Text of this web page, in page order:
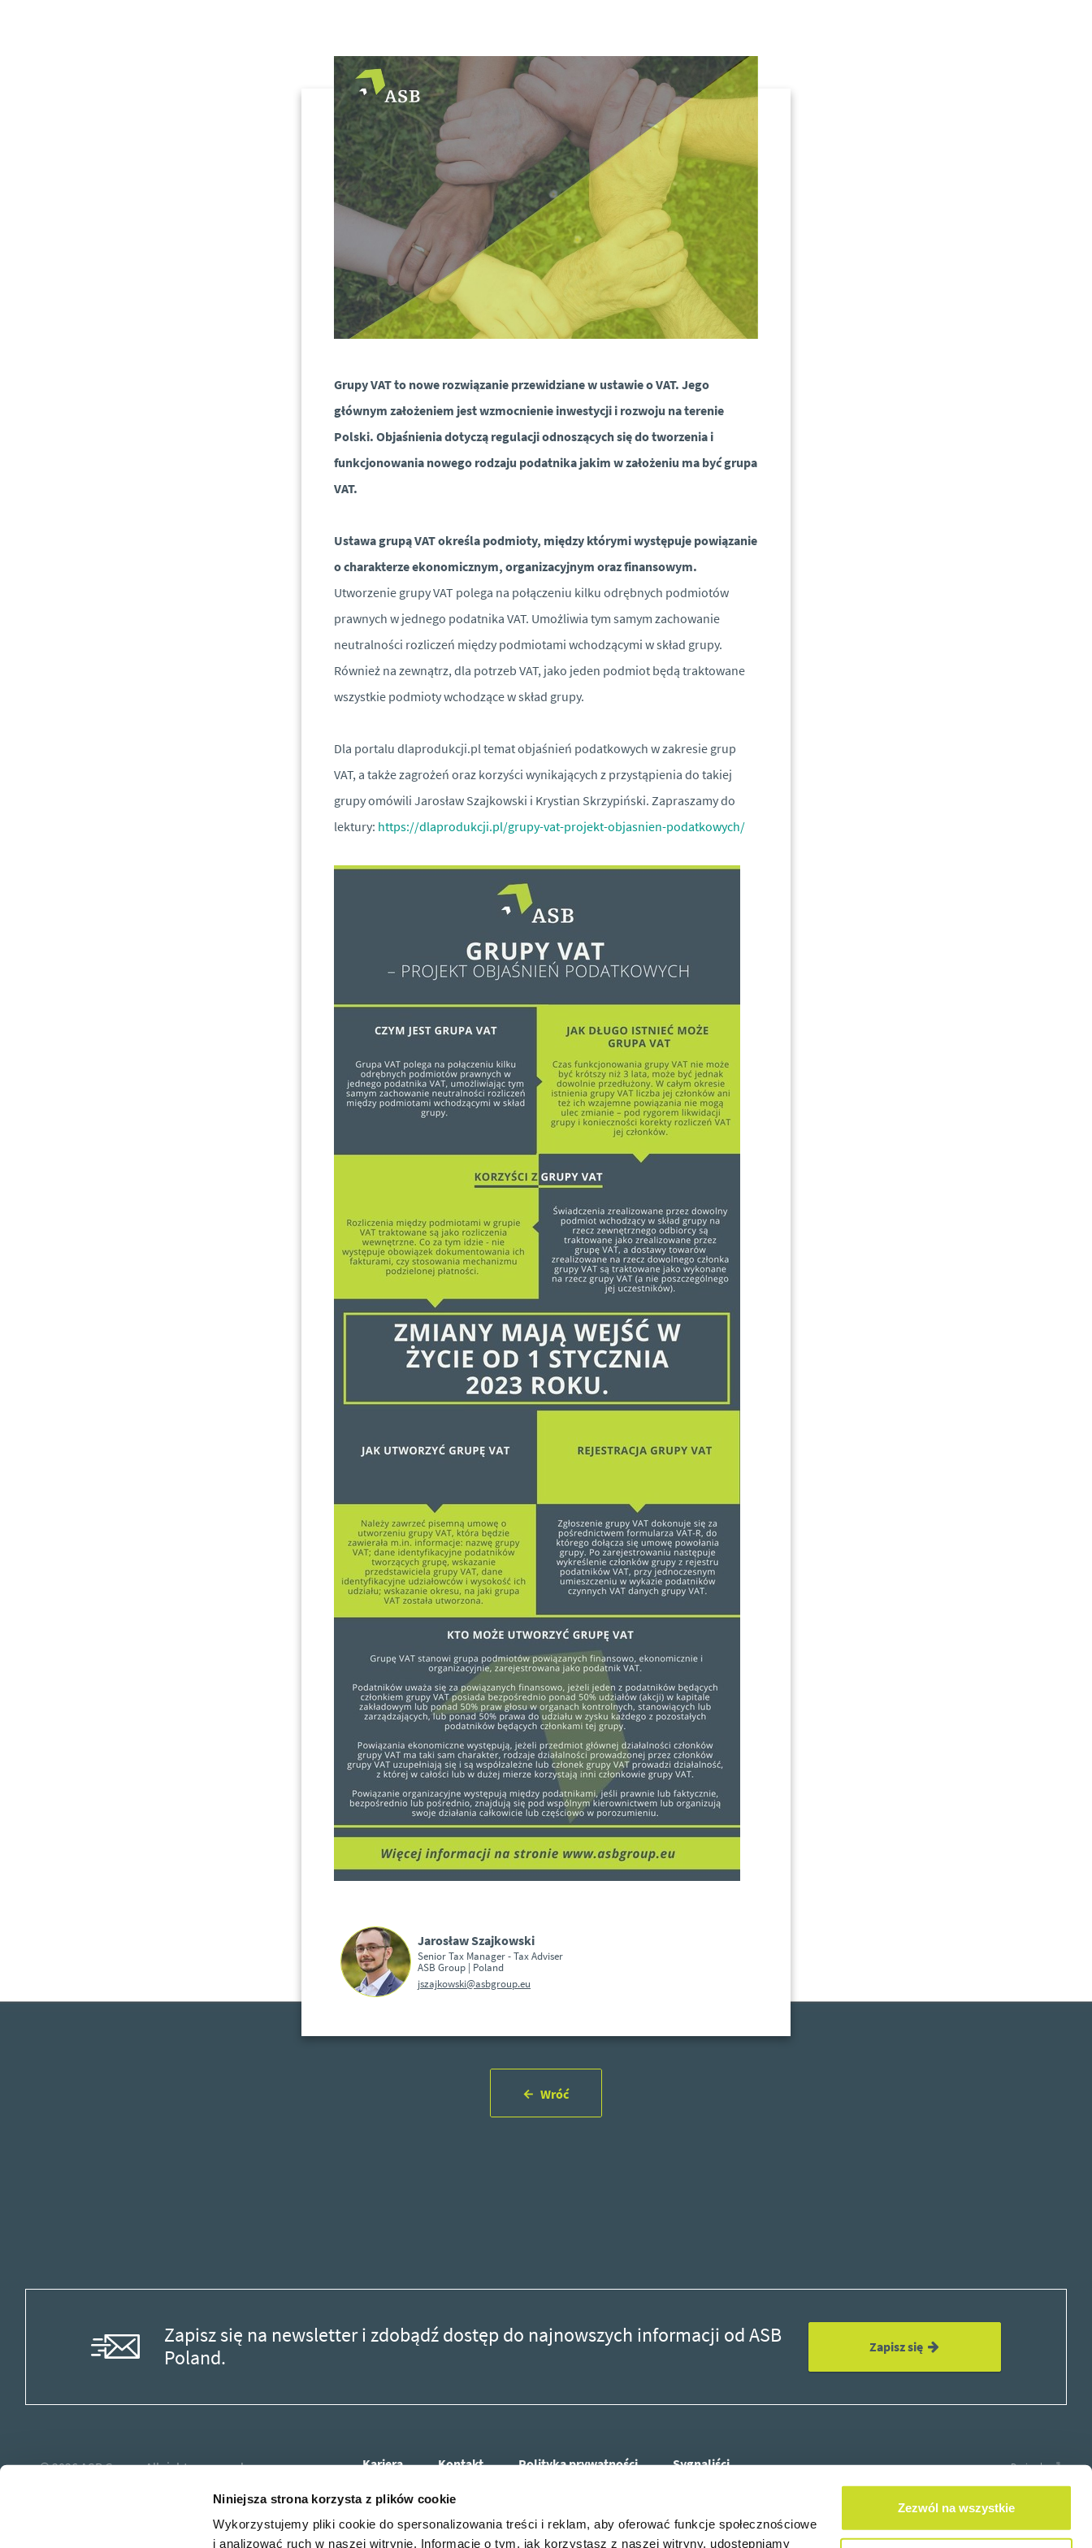
Niniejsza strona korzysta z plików cookie
Wykorzystujemy pliki cookie do spersonalizowania treści i reklam, aby oferować funkcje społecznościowe
i analizować ruch w naszej witrynie. Informacje o tym, jak korzystasz z naszej witryny, udostępniamy
Zezwól na wszystkie
Grupy VAT to nowe rozwiązanie przewidziane w ustawie o VAT. Jego
głównym założeniem jest wzmocnienie inwestycji i rozwoju na terenie
Polski. Objaśnienia dotyczą regulacji odnoszących się do tworzenia i
funkcjonowania nowego rodzaju podatnika jakim w założeniu ma być grupa
VAT.
Ustawa grupą VAT określa podmioty, między którymi występuje powiązanie
o charakterze ekonomicznym, organizacyjnym oraz finansowym.
Utworzenie grupy VAT polega na połączeniu kilku odrębnych podmiotów
prawnych w jednego podatnika VAT. Umożliwia tym samym zachowanie
neutralności rozliczeń między podmiotami wchodzącymi w skład grupy.
Również na zewnątrz, dla potrzeb VAT, jako jeden podmiot będą traktowane
wszystkie podmioty wchodzące w skład grupy.
Dla portalu dlaprodukcji.pl temat objaśnień podatkowych w zakresie grup
VAT, a także zagrożeń oraz korzyści wynikających z przystąpienia do takiej
grupy omówili Jarosław Szajkowski i Krystian Skrzypiński. Zapraszamy do
lektury: https://dlaprodukcji.pl/grupy-vat-projekt-objasnien-podatkowych/
Jarosław Szajkowski
Senior Tax Manager - Tax Adviser
ASB Group | Poland
jszajkowski@asbgroup.eu
Wróć
Zapisz się na newsletter i zdobądź dostęp do najnowszych informacji od ASB
Poland.
Zapisz się
© 2026ASB Group.All rights reserved. Kariera Kontakt Polityka prywatności Sygnaliści Design by